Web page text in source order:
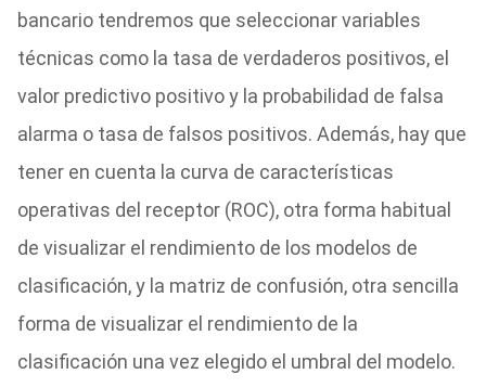
bancario tendremos que seleccionar variables
técnicas como la tasa de verdaderos positivos, el
valor predictivo positivo y la probabilidad de falsa
alarma o tasa de falsos positivos. Además, hay que
tener en cuenta la curva de características
operativas del receptor (ROC), otra forma habitual
de visualizar el rendimiento de los modelos de
clasificación, y la matriz de confusión, otra sencilla
forma de visualizar el rendimiento de la
clasificación una vez elegido el umbral del modelo.